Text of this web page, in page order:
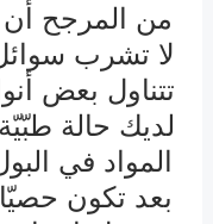
من المرجح
لا تشرب
تتناول بعض
لديك حالة
المواد في
بعد تكون